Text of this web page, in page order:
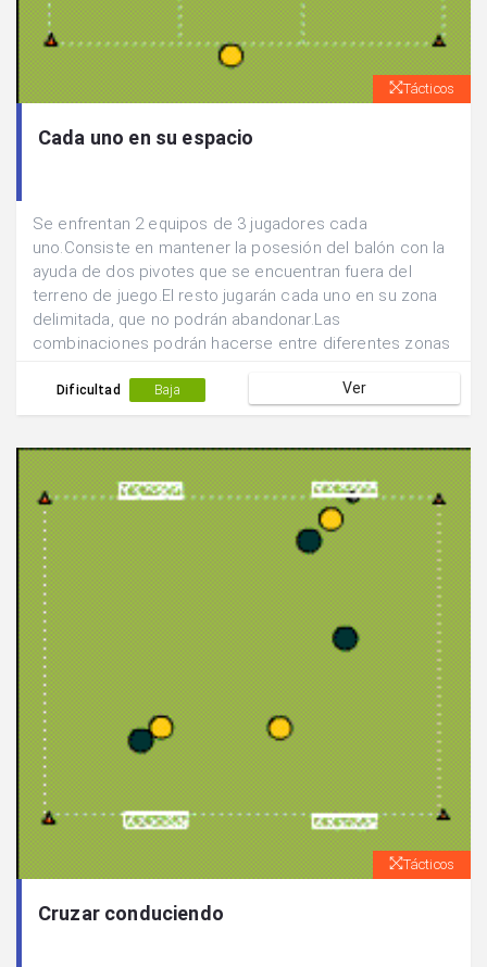
Tácticos
Cada uno en su espacio
Se enfrentan 2 equipos de 3 jugadores cada
uno.Consiste en mantener la posesión del balón con la
ayuda de dos pivotes que se encuentran fuera del
terreno de juego.El resto jugarán cada uno en su zona
delimitada, que no podrán abandonar.Las
combinaciones podrán hacerse entre diferentes zonas
Dificultad Baja Ver
Tácticos
Cruzar conduciendo